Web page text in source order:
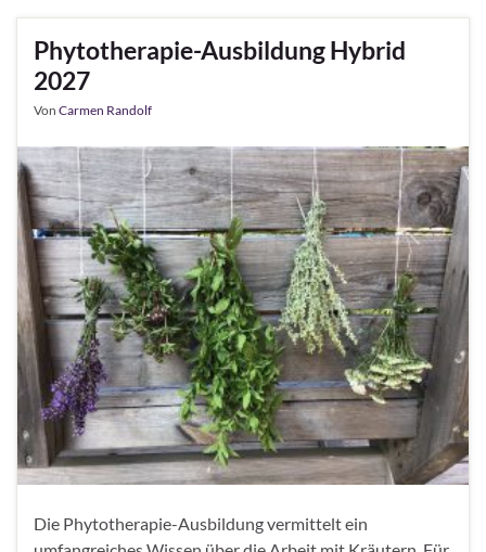
Phytotherapie-Ausbildung Hybrid
2027
Von Carmen Randolf
Die Phytotherapie-Ausbildung vermittelt ein